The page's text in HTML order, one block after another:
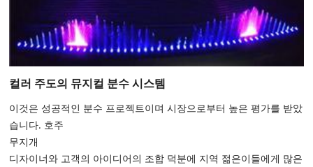
컬러 주도의 뮤지컬 분수 시스템
이것은 성공적인 분수 프로젝트이며 시장으로부터 높은 평가를 받았
습니다. 호주
무지개
디자이너와 고객의 아이디어의 조합 덕분에 지역 젊은이들에게 많은